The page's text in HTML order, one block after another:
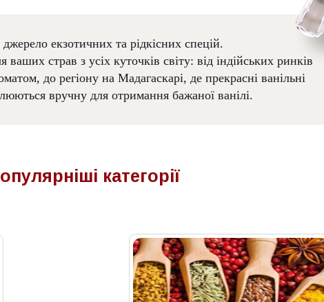
джерело екзотичних та рідкісних спецій.
страв з усіх куточків світу: від індійських ринків
до регіону на Мадагаскарі, де прекрасні ванільні
вручну для отримання бажаної ванілі.
категорії